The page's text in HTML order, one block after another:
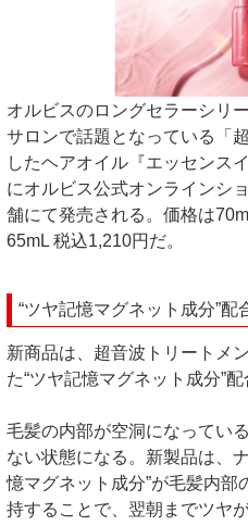
オルビスのロングセラーシリ
サロンで話題となっている「
したヘアオイル『エッセンス
にオルビス公式オンラインシ
舗にて発売される。価格は
65mL 税込1,210円だ。
“ツヤ記憶マグネット成分”配
新商品は、超音波トリートメ
た“ツヤ記憶マグネット成分”配
毛髪の内部が空洞になってい
ない状態になる。新製品は、
憶マグネット成分”が毛髪内部
持することで、翌朝までツヤ